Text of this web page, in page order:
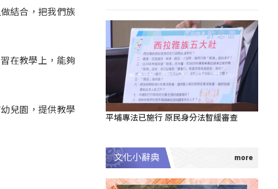
結合，把我們族
在教學上，能夠
兒園，提供教學
平埔專法已施行 原民身分法暫緩審查
文化小辭典